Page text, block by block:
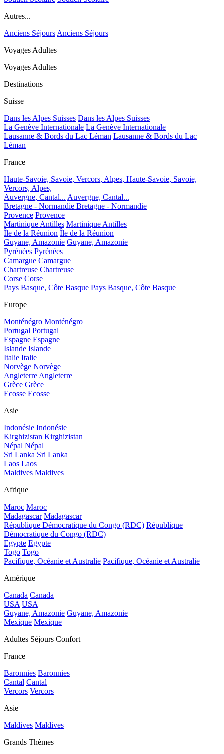
Autres...
Anciens Séjours Anciens Séjours
Voyages Adultes
Voyages Adultes
Destinations
Suisse
Dans les Alpes Suisses Dans les Alpes Suisses
La Genève Internationale La Genève Internationale
Lausanne & Bords du Lac Léman Lausanne & Bords du Lac
Léman
France
Haute-Savoie, Savoie, Vercors, Alpes, Haute-Savoie, Savoie,
Vercors, Alpes,
Auvergne, Cantal... Auvergne, Cantal...
Bretagne - Normandie Bretagne - Normandie
Provence Provence
Martinique Antilles Martinique Antilles
Île de la Réunion Île de la Réunion
Guyane, Amazonie Guyane, Amazonie
Pyrénées Pyrénées
Camargue Camargue
Chartreuse Chartreuse
Corse Corse
Pays Basque, Côte Basque Pays Basque, Côte Basque
Europe
Monténégro Monténégro
Portugal Portugal
Espagne Espagne
Islande Islande
Italie Italie
Norvège Norvège
Angleterre Angleterre
Grèce Grèce
Ecosse Ecosse
Asie
Indonésie Indonésie
Kirghizistan Kirghizistan
Népal Népal
Sri Lanka Sri Lanka
Laos Laos
Maldives Maldives
Afrique
Maroc Maroc
Madagascar Madagascar
République Démocratique du Congo (RDC) République
Démocratique du Congo (RDC)
Egypte Egypte
Togo Togo
Pacifique, Océanie et Australie Pacifique, Océanie et Australie
Amérique
Canada Canada
USA USA
Guyane, Amazonie Guyane, Amazonie
Mexique Mexique
Adultes Séjours Confort
France
Baronnies Baronnies
Cantal Cantal
Vercors Vercors
Asie
Maldives Maldives
Grands Thèmes